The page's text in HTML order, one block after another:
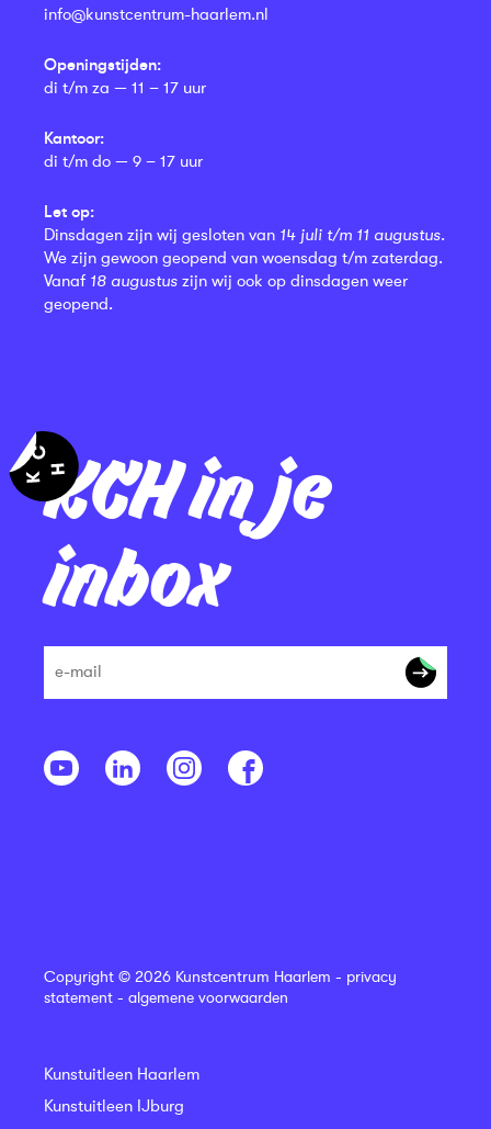
KCH in je
inbox
info@kunstcentrum-haarlem.nl
Openingstijden:
di t/m za — 11 – 17 uur
Kantoor:
di t/m do — 9 – 17 uur
Let op:
Dinsdagen zijn wij gesloten van 14 juli t/m 11 augustus.
We zijn gewoon geopend van woensdag t/m zaterdag.
Vanaf 18 augustus zijn wij ook op dinsdagen weer
geopend.
Copyright © 2026 Kunstcentrum Haarlem - privacy
statement - algemene voorwaarden
Kunstuitleen Haarlem
Kunstuitleen IJburg